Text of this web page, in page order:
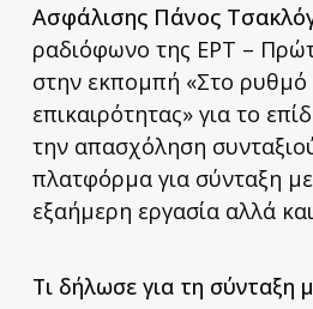
Ασφάλισης Πάνος
ραδιόφωνο της ΕΡΤ –
στην εκπομπή «Στο ρυθμό
επικαιρότητας» για το
την απασχόληση
πλατφόρμα για σύνταξη
εξαήμερη εργασία αλλά
Τι δήλωσε για τη σύνταξη